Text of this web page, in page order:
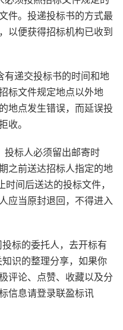
件。投递投标书的方式最
以便获得招标机构已收到
递交投标书的时间和地
标文件规定地点以外地
地点发生错误，而延误投
收。
标人必须留出邮寄时
之前送达招标人指定的地
时间后送达的投标文件，
应当原封退回，不得进入
标的委托人，去开标有
识的整理分享，如果你
评论、点赞、收藏以及分
信息请登录联盈标讯